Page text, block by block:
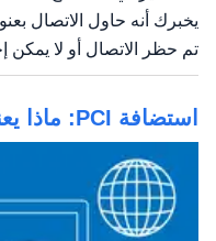
تم حظر الاتصال أو لا
المتصفح الأخرى التي تشير
السيئة ، فإن هذا يتعلق
استضافة PCI: ماذا يعني ذلك وعندما تحتاجه